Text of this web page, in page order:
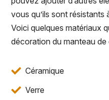
vous qu’ils sont résistants
Voici quelques matériaux
décoration du manteau de
Céramique
Verre